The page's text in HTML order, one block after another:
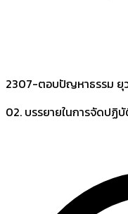
2307-ตอบปัญหาธรรม ยุ
02. บรรยายในการจัดปฏิ